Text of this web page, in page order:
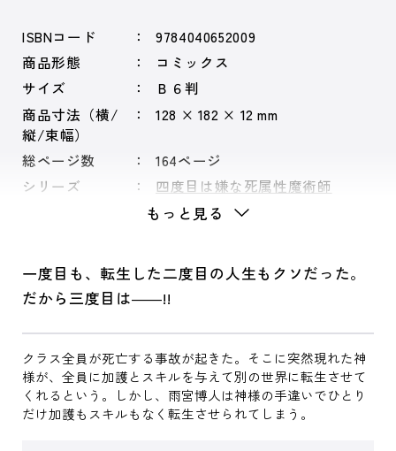
ISBNコード
9784040652009
商品形態
コミックス
サイズ
Ｂ６判
商品寸法（横/
縦/束幅）
128 × 182 × 12 mm
総ページ数
164ページ
シリーズ
四度目は嫌な死属性魔術師
もっと見る
一度目も、転生した二度目の人生もクソだった。
だから三度目は――!!
クラス全員が死亡する事故が起きた。そこに突然現れた神
様が、全員に加護とスキルを与えて別の世界に転生させて
くれるという。しかし、雨宮博人は神様の手違いでひとり
だけ加護もスキルもなく転生させられてしまう。